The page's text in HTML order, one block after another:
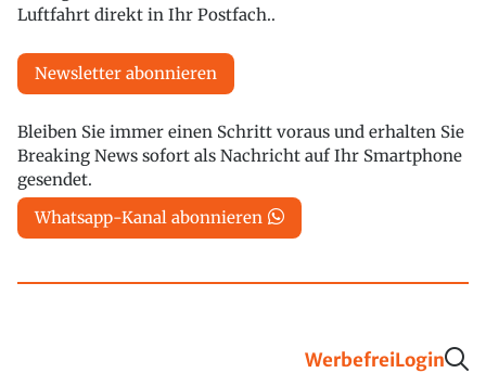
Luftfahrt direkt in Ihr Postfach..
Newsletter abonnieren
Bleiben Sie immer einen Schritt voraus und erhalten Sie
Breaking News sofort als Nachricht auf Ihr Smartphone
gesendet.
Whatsapp-Kanal abonnieren
WerbefreiLogin